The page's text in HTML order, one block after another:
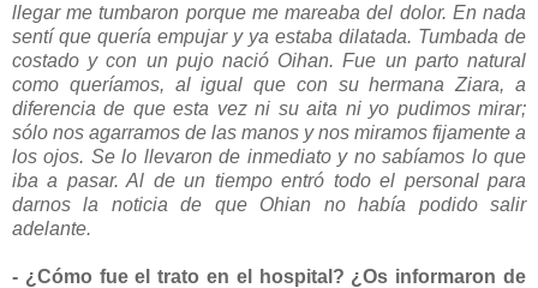
llegar me tumbaron porque me mareaba del dolor. En nada
sentí que quería empujar y ya estaba dilatada. Tumbada de
costado y con un pujo nació Oihan. Fue un parto natural
como queríamos, al igual que con su hermana Ziara, a
diferencia de que esta vez ni su aita ni yo pudimos mirar;
sólo nos agarramos de las manos y nos miramos fijamente a
los ojos. Se lo llevaron de inmediato y no sabíamos lo que
iba a pasar. Al de un tiempo entró todo el personal para
darnos la noticia de que Ohian no había podido salir
adelante.
- ¿Cómo fue el trato en el hospital? ¿Os informaron de